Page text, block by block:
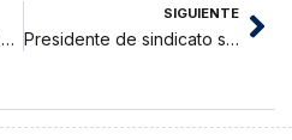
Carretera Balsapuerto a Moyobamba es un riesgo
SIGUIENTE
Presidente de sindicato se manifiesta ante privatización de Electro Oriente